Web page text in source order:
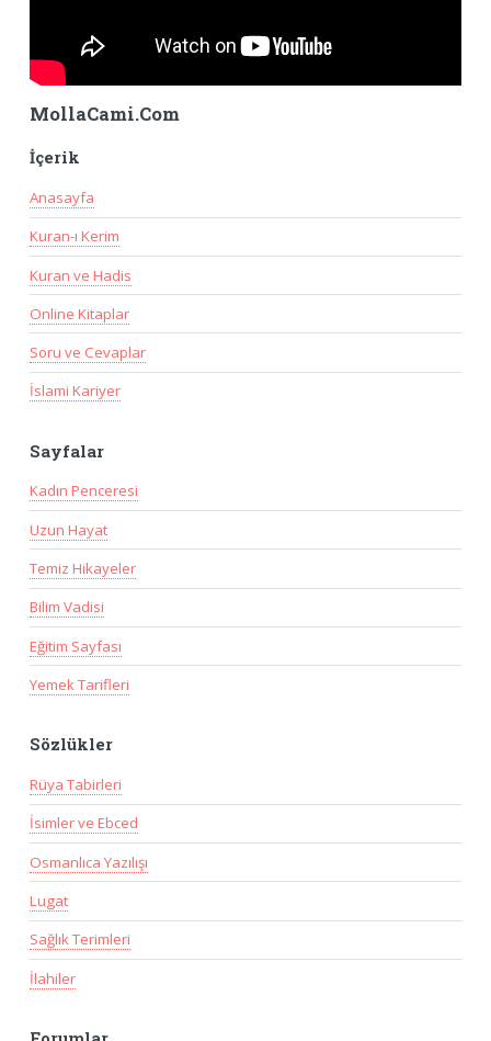
MollaCami.Com
İçerik
Anasayfa
Kuran-ı Kerim
Kuran ve Hadis
Online Kitaplar
Soru ve Cevaplar
İslami Kariyer
Sayfalar
Kadın Penceresi
Uzun Hayat
Temiz Hikayeler
Bilim Vadisi
Eğitim Sayfası
Yemek Tarifleri
Sözlükler
Rüya Tabirleri
İsimler ve Ebced
Osmanlıca Yazılışı
Lugat
Sağlık Terimleri
İlahiler